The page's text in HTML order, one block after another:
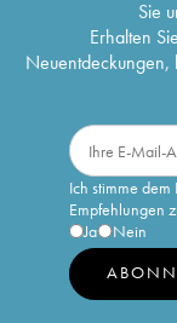
Sie
Erhalten
Neuentdeckungen,
Ich stimme
Empfehlungen
Ja
Nein